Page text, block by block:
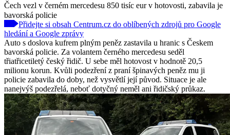
Čech vezl v černém mercedesu 850 tisíc eur v hotovosti, zabavila je
bavorská policie
Přidejte si obsah Centrum.cz do oblíbených zdrojů pro Google
hledání a Google zprávy
Auto s doslova kufrem plným peněz zastavila u hranic s Českem
bavorská policie. Za volantem černého mercedesu seděl
třiatřicetiletý český řidič. U sebe měl hotovost v hodnotě 20,5
milionu korun. Kvůli podezření z praní špinavých peněz mu ji
policie zabavila do doby, než vysvětlí její původ. Situace je ale
nanejvýš podezřelá, neboť dotyčný neměl ani řidičský průkaz.